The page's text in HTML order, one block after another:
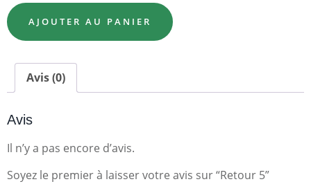
AJOUTER AU PANIER
Avis (0)
Avis
Il n’y a pas encore d’avis.
Soyez le premier à laisser votre avis sur “Retour 5”